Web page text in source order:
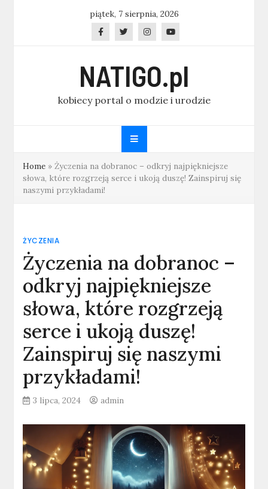
piątek, 7 sierpnia, 2026
NATIGO.pl
kobiecy portal o modzie i urodzie
Home »Życzenia na dobranoc – odkryj najpiękniejsze
słowa, które rozgrzeją serce i ukoją duszę! Zainspiruj się
naszymi przykładami!
ŻYCZENIA
Życzenia na dobranoc –
odkryj najpiękniejsze
słowa, które rozgrzeją
serce i ukoją duszę!
Zainspiruj się naszymi
przykładami!
3 lipca, 2024 admin